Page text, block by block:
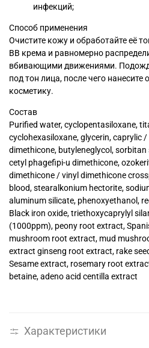
инфекций;
Способ применения
Очистите кожу и обработайте её
ВВ крема и равномерно
вбивающими движениями.
под тон лица, после чего
косметику.
Состав
Purified water, cyclopentasiloxane,
cyclohexasiloxane, glycerin, caprylic
dimethicone, butyleneglycol,
cetyl phagefipi-u dimethicone,
dimethicone / vinyl dimethicone
blood, stearalkonium hectorite,
aluminum silicate, phenoxyethanol,
Black iron oxide, triethoxycaprylyl
(1000ppm), peony root extract,
mushroom root extract, mud
extract ginseng root extract, rake
Sesame extract, rosemary root
betaine, adeno acid centilla extract
Характеристики